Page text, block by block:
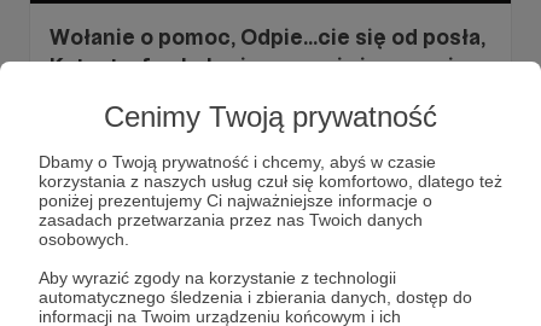
Cenimy Twoją prywatność
Dbamy o Twoją prywatność i chcemy, abyś w czasie
korzystania z naszych usług czuł się komfortowo, dlatego też
poniżej prezentujemy Ci najważniejsze informacje o
zasadach przetwarzania przez nas Twoich danych
osobowych.
Aby wyrazić zgody na korzystanie z technologii
automatycznego śledzenia i zbierania danych, dostęp do
informacji na Twoim urządzeniu końcowym i ich
Wołanie o pomoc, Odpie...cie się od posła,
Katastrofa ekologiczna czai się za rogiem,
w kształcie łodzi, Długopisy Estery Karp,
oraz horoskop
Zapraszamy do przeczytania wybranych specjalnie dla
Państwa artykułów z naszego czwartkowego wydania
Tygodnika Podhalańskiego.